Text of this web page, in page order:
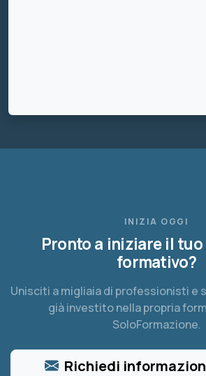
INIZIA OGGI
Pronto a iniziare il
formativo?
Unisciti a migliaia di professionisti e
già investito nella propria
SoloFormazione.
Richiedi